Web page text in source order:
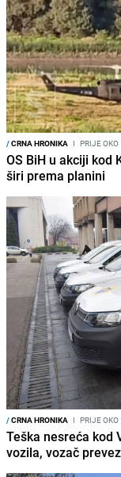
/CRNA HRONIKA I PRIJE
OS BiH u akciji kod
širi prema planini
/CRNA HRONIKA I PRIJE
Teška nesreća kod
vozila, vozač